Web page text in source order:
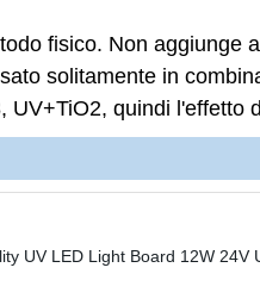
fisico. Non aggiunge
solitamente in
UV+TiO2, quindi l'effetto